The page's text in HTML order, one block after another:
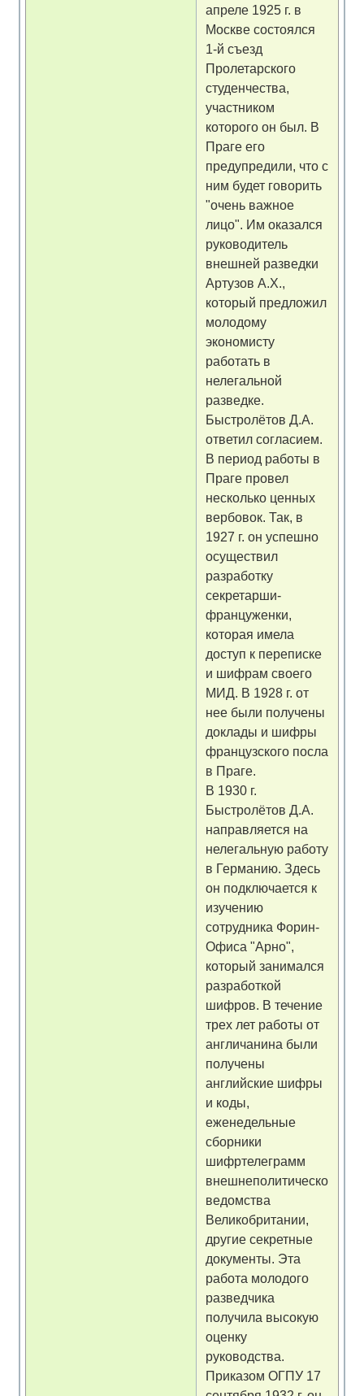
апреле 1925 г. в
Москве состоялся
1-й съезд
Пролетарского
студенчества,
участником
которого он был. В
Праге его
предупредили, что с
ним будет говорить
"очень важное
лицо". Им оказался
руководитель
внешней разведки
Артузов А.Х.,
который предложил
молодому
экономисту
работать в
нелегальной
разведке.
Быстролётов Д.А.
ответил согласием.
В период работы в
Праге провел
несколько ценных
вербовок. Так, в
1927 г. он успешно
осуществил
разработку
секретарши-
француженки,
которая имела
доступ к переписке
и шифрам своего
МИД. В 1928 г. от
нее были получены
доклады и шифры
французского посла
в Праге.
В 1930 г.
Быстролётов Д.А.
направляется на
нелегальную работу
в Германию. Здесь
он подключается к
изучению
сотрудника Форин-
Офиса "Арно",
который занимался
разработкой
шифров. В течение
трех лет работы от
англичанина были
получены
английские шифры
и коды,
еженедельные
сборники
шифртелеграмм
внешнеполитического
ведомства
Великобритании,
другие секретные
документы. Эта
работа молодого
разведчика
получила высокую
оценку
руководства.
Приказом ОГПУ 17